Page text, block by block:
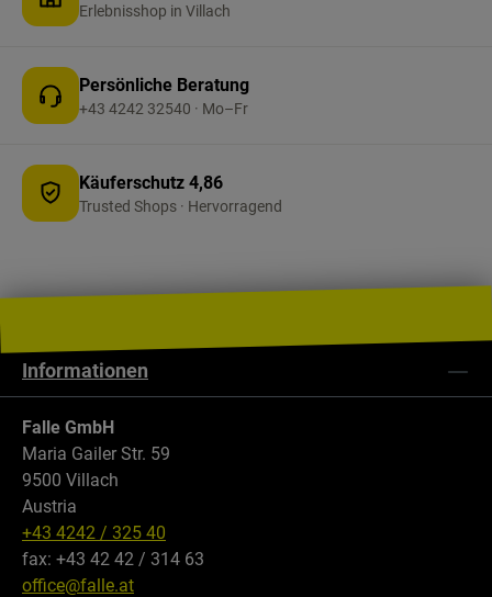
Erlebnisshop in Villach
Persönliche Beratung
+43 4242 32540 · Mo–Fr
Käuferschutz 4,86
Trusted Shops · Hervorragend
Falle GmbH
Maria Gailer Str. 59
9500 Villach
Austria
+43 4242 / 325 40
fax: +43 42 42 / 314 63
office@falle.at
Informationen